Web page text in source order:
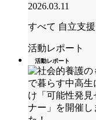
2026.03.11
すべて 自立支
活動レポート
活動レポート